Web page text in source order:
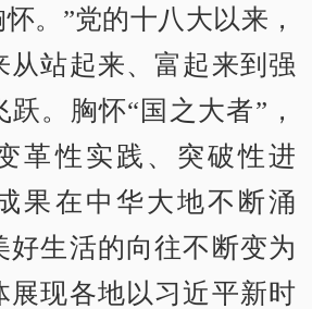
。”党的十八大以来，
从站起来、富起来到强
。胸怀“国之大者”，
革性实践、突破性进
果在中华大地不断涌
好生活的向往不断变为
展现各地以习近平新时